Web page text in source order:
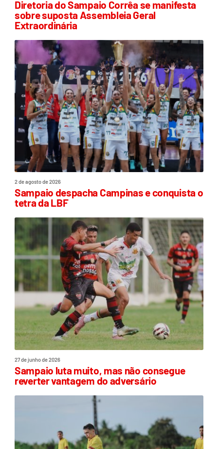
Diretoria do Sampaio Corrêa se manifesta
sobre suposta Assembleia Geral
Extraordinária
2 de agosto de 2026
Sampaio despacha Campinas e conquista o
tetra da LBF
27 de junho de 2026
Sampaio luta muito, mas não consegue
reverter vantagem do adversário